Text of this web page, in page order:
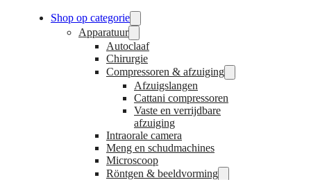
Shop op categorie
Apparatuur
Autoclaaf
Chirurgie
Compressoren & afzuiging
Afzuigslangen
Cattani compressoren
Vaste en verrijdbare
afzuiging
Intraorale camera
Meng en schudmachines
Microscoop
Röntgen & beeldvorming